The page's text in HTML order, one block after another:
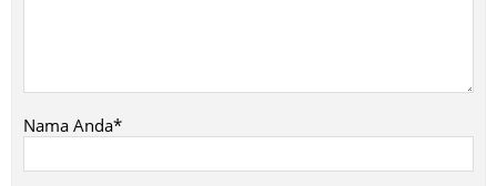
Nama Anda*